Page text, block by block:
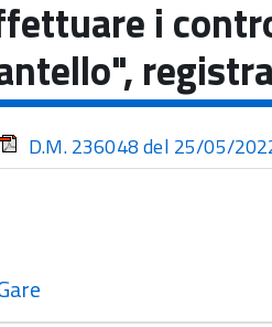
i
D.M. 236048 del 25/05/